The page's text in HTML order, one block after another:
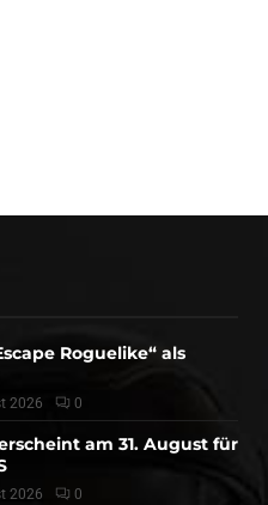
Roguelike“ als
2026 0
am 31. August für
2026 0